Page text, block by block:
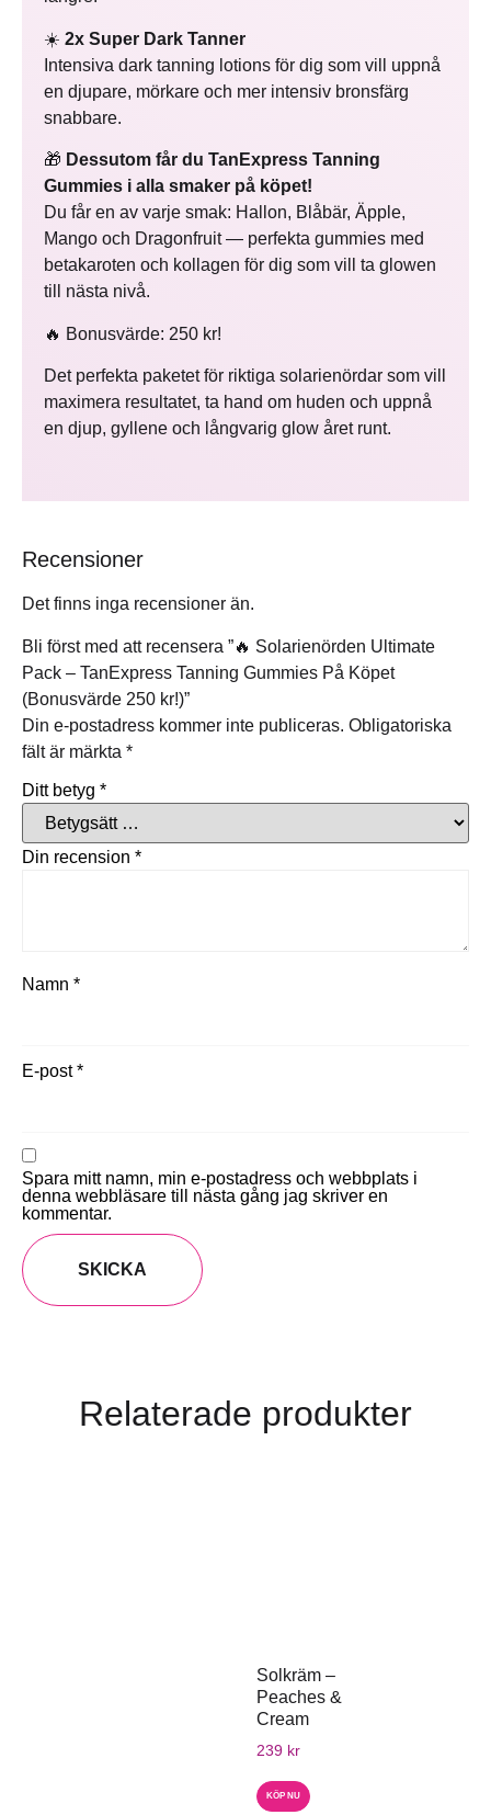
☀️ 2x Super Dark Tanner
Intensiva dark tanning lotions för dig som vill uppnå
en djupare, mörkare och mer intensiv bronsfärg
snabbare.
🎁 Dessutom får du TanExpress Tanning
Gummies i alla smaker på köpet!
Du får en av varje smak: Hallon, Blåbär, Äpple,
Mango och Dragonfruit — perfekta gummies med
betakaroten och kollagen för dig som vill ta glowen
till nästa nivå.
🔥 Bonusvärde: 250 kr!
Det perfekta paketet för riktiga solarienördar som vill
maximera resultatet, ta hand om huden och uppnå
en djup, gyllene och långvarig glow året runt.
Recensioner
Det finns inga recensioner än.
Bli först med att recensera ”🔥 Solarienörden Ultimate
Pack – TanExpress Tanning Gummies På Köpet
(Bonusvärde 250 kr!)”
Din e-postadress kommer inte publiceras. Obligatoriska
fält är märkta *
Ditt betyg *
Din recension *
Namn *
E-post*
Spara mitt namn, min e-postadress och webbplats i
denna webbläsare till nästa gång jag skriver en
kommentar.
Relaterade produkter
Solkräm –
Peaches &
Cream
239 kr
KÖP NU